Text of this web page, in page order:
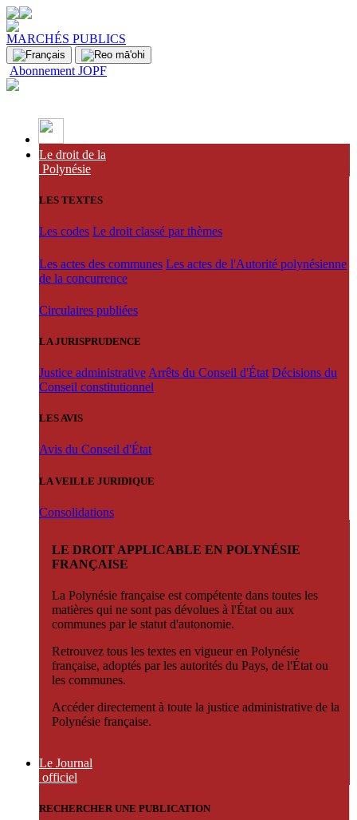
MARCHÉS PUBLICS
Abonnement JOPF
Le droit de la
Polynésie
LES TEXTES
Les codes Le droit classé par thèmes
Les actes des communes Les actes de l'Autorité polynésienne
de la concurrence
Circulaires publiées
LA JURISPRUDENCE
Justice administrative Arrêts du Conseil d'État Décisions du
Conseil constitutionnel
LES AVIS
Avis du Conseil d'État
LA VEILLE JURIDIQUE
Consolidations
LE DROIT APPLICABLE EN POLYNÉSIE
FRANÇAISE
La Polynésie française est compétente dans toutes les
matières qui ne sont pas dévolues à l'État ou aux
communes par le statut d'autonomie.
Retrouvez tous les textes en vigueur en Polynésie
française, adoptés par les autorités du Pays, de l'État ou
les communes.
Accéder directement à toute la justice administrative de la
Polynésie française.
Le Journal
officiel
RECHERCHER UNE PUBLICATION